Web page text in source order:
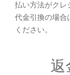
払い方法がクレ
代金引換の場合
ください。
返